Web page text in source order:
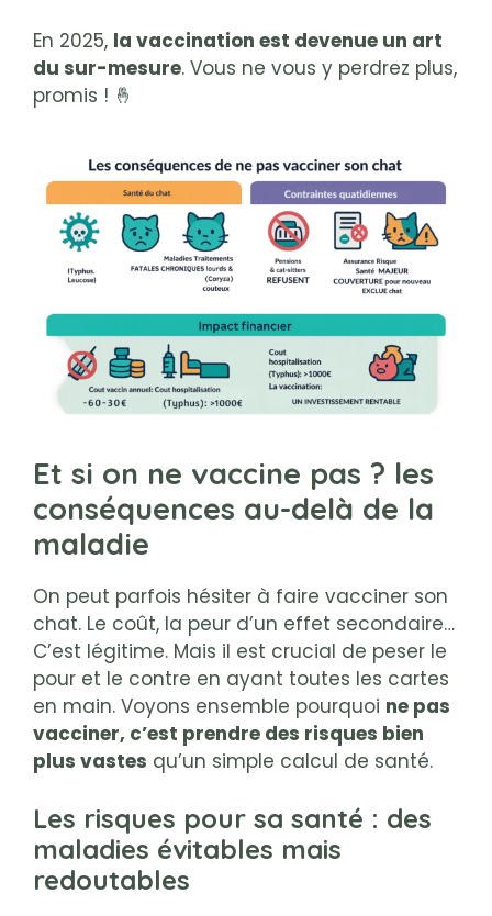
En 2025, la vaccination est devenue un art
du sur-mesure. Vous ne vous y perdrez plus,
promis ! 🤞
Et si on ne vaccine pas ? les
conséquences au-delà de la
maladie
On peut parfois hésiter à faire vacciner son
chat. Le coût, la peur d’un effet secondaire…
C’est légitime. Mais il est crucial de peser le
pour et le contre en ayant toutes les cartes
en main. Voyons ensemble pourquoi ne pas
vacciner, c’est prendre des risques bien
plus vastes qu’un simple calcul de santé.
Les risques pour sa santé : des
maladies évitables mais
redoutables